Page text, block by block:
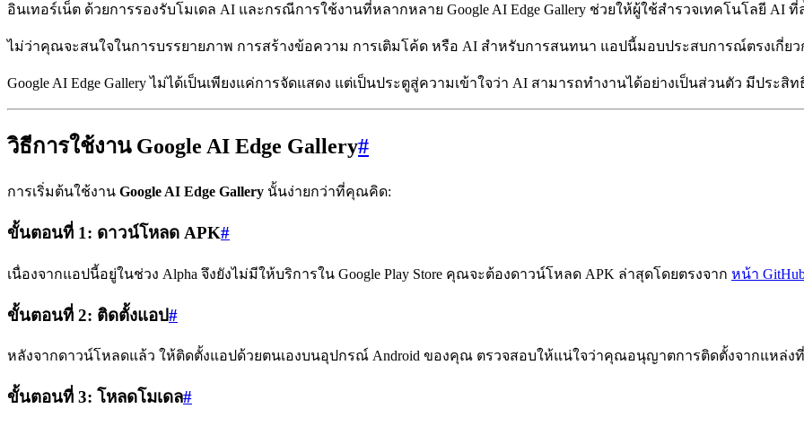
อินเทอร์เน็ต ด้วยการรองรับโมเดล AI และกรณีการใช้งานที่หลากหลาย Google AI Edge Gallery ช่วยให้ผู้ใช้สำรวจเทคโนโลยี
ไม่ว่าคุณจะสนใจในการบรรยายภาพ การสร้างข้อความ การเติมโค้ด หรือ AI สำหรับการสนทนา แอปนี้มอบประสบการณ์ตรงเกี่ยว
Google AI Edge Gallery ไม่ได้เป็นเพียงแค่การจัดแสดง แต่เป็นประตูสู่ความเข้าใจว่า AI สามารถทำงานได้อย่างเป็นส่วนตัว มีประ
วิธีการใช้งาน Google AI Edge Gallery#
การเริ่มต้นใช้งาน Google AI Edge Gallery นั้นง่ายกว่าที่คุณคิด:
ขั้นตอนที่ 1: ดาวน์โหลด APK#
เนื่องจากแอปนี้อยู่ในช่วง Alpha จึงยังไม่มีให้บริการใน Google Play Store คุณจะต้องดาวน์โหลด APK ล่าสุดโดยตรงจาก หน้า
ขั้นตอนที่ 2: ติดตั้งแอป#
หลังจากดาวน์โหลดแล้ว ให้ติดตั้งแอปด้วยตนเองบนอุปกรณ์ Android ของคุณ ตรวจสอบให้แน่ใจว่าคุณอนุญาตการติดตั้งจากแหล่ง
ขั้นตอนที่ 3: โหลดโมเดล#